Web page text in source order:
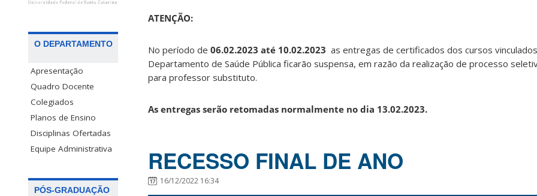
O DEPARTAMENTO
Apresentação
Quadro Docente
Colegiados
Planos de Ensino
Disciplinas Ofertadas
Equipe Administrativa
PÓS-GRADUAÇÃO
ATENÇÃO:
No período de 06.02.2023 até 10.02.2023 as entregas de certificados dos cursos
Departamento de Saúde Pública ficarão suspensa, em razão da realização de processo
para professor substituto.
As entregas serão retomadas normalmente no dia 13.02.2023.
RECESSO FINAL DE ANO
16/12/2022 16:34